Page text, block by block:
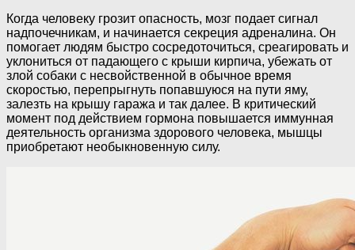
Когда человеку грозит опасность, мозг подает сигнал
надпочечникам, и начинается секреция адреналина. Он
помогает людям быстро сосредоточиться, среагировать и
уклониться от падающего с крыши кирпича, убежать от
злой собаки с несвойственной в обычное время
скоростью, перепрыгнуть попавшуюся на пути яму,
залезть на крышу гаража и так далее. В критический
момент под действием гормона повышается иммунная
деятельность организма здорового человека, мышцы
приобретают необыкновенную силу.